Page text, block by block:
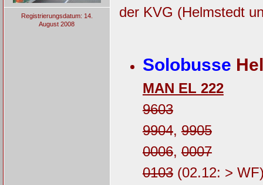
Registrierungsdatum: 14.
August 2008
der KVG (Helmstedt
Solobusse
MAN EL 222
9603
9904, 9905
0006, 0007
0103(02.12: >